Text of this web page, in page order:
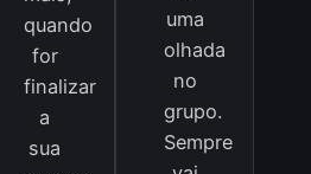
quando
for
finalizar
a
sua
uma
olhada
no
grupo.
Sempre